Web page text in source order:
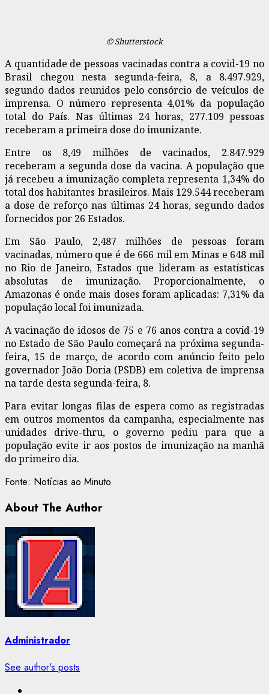
© Shutterstock
A quantidade de pessoas vacinadas contra a covid-19 no
Brasil chegou nesta segunda-feira, 8, a 8.497.929,
segundo dados reunidos pelo consórcio de veículos de
imprensa. O número representa 4,01% da população
total do País. Nas últimas 24 horas, 277.109 pessoas
receberam a primeira dose do imunizante.
Entre os 8,49 milhões de vacinados, 2.847.929
receberam a segunda dose da vacina. A população que
já recebeu a imunização completa representa 1,34% do
total dos habitantes brasileiros. Mais 129.544 receberam
a dose de reforço nas últimas 24 horas, segundo dados
fornecidos por 26 Estados.
Em São Paulo, 2,487 milhões de pessoas foram
vacinadas, número que é de 666 mil em Minas e 648 mil
no Rio de Janeiro, Estados que lideram as estatísticas
absolutas de imunização. Proporcionalmente, o
Amazonas é onde mais doses foram aplicadas: 7,31% da
população local foi imunizada.
A vacinação de idosos de 75 e 76 anos contra a covid-19
no Estado de São Paulo começará na próxima segunda-
feira, 15 de março, de acordo com anúncio feito pelo
governador João Doria (PSDB) em coletiva de imprensa
na tarde desta segunda-feira, 8.
Para evitar longas filas de espera como as registradas
em outros momentos da campanha, especialmente nas
unidades drive-thru, o governo pediu para que a
população evite ir aos postos de imunização na manhã
do primeiro dia.
Fonte: Notícias ao Minuto
About The Author
Administrador
See author's posts